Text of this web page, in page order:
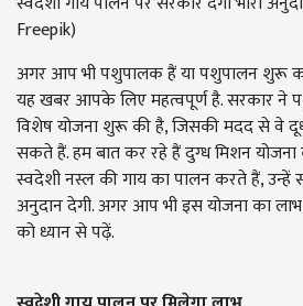
Freepik)
अगर आप भी पशुपालक हैं या पशुपालन शुरू
यह खबर आपके लिए महत्वपूर्ण है. सरकार ने
विशेष योजना शुरू की है, जिसकी मदद से वे
सकते हैं. हम बात कर रहे हैं दुग्ध मिशन
स्वदेशी नस्ल की गाय का पालन करते हैं, उन्हें
अनुदान देगी. अगर आप भी इस योजना का
को ध्यान से पढ़ें.